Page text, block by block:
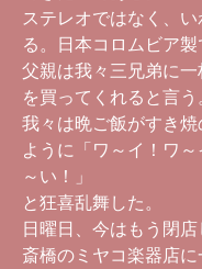
ステレオではなく、
る。日本コロムビア製
父親は我々三兄弟に
を買ってくれると言う
我々は晩ご飯がすき
ように「ワ～イ！ワ
～い！」
と狂喜乱舞した。
日曜日、今はもう閉
斎橋のミヤコ楽器店